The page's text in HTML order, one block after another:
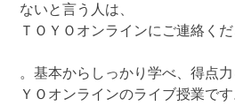
ないと言う人は、
ＴＯＹＯオンラインにご連絡く
。基本からしっかり学べ、得点
ＹＯオンラインのライブ授業です